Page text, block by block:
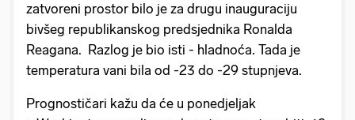
zatvoreni prostor bilo je za drugu inauguraciju
bivšeg republikanskog predsjednika Ronalda
Reagana. Razlog je bio isti - hladnoća. Tada je
temperatura vani bila od -23 do -29 stupnjeva.
Prognostičari kažu da će u ponedjeljak